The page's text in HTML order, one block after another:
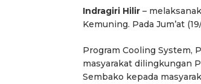
Indragiri Hilir –
Kemuning. Pada Jum’at
Program Cooling System,
masyarakat dilingkungan
Sembako kepada